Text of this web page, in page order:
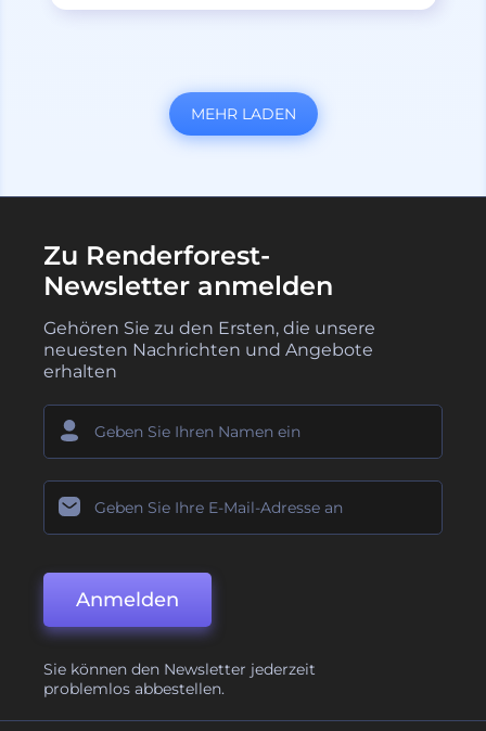
MEHR LADEN
Zu Renderforest-
Newsletter anmelden
Gehören Sie zu den Ersten, die unsere
neuesten Nachrichten und Angebote
erhalten
Anmelden
Sie können den Newsletter jederzeit
problemlos abbestellen.